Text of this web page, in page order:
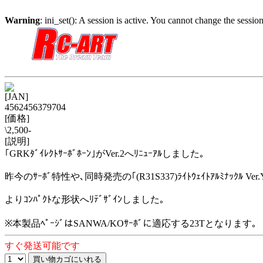
Warning: ini_set(): A session is active. You cannot change the
[JAN]
4562456379704
[価格]
\2,500-
[説明]
｢GRKﾀﾞｲﾚｸﾄｻｰﾎﾞﾎｰﾝ｣がVer.2へﾘﾆｭｰｱﾙしました｡
昨今のｻｰﾎﾞ特性や､同時発売の｢(R31S337)ﾗｲﾄｳｪｲﾄｱﾙﾐﾅｯｸﾙ
よりｺﾝﾊﾟｸﾄな形状へﾘﾃﾞｻﾞｲﾝしました｡
※本製品ﾍﾟｰｼﾞはSANWA/KOｻｰﾎﾞに適応する23Tとなります｡
すぐ発送可能です